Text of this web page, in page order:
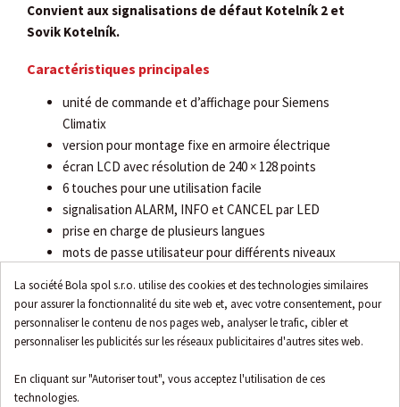
La société Bola spol s.r.o. utilise des cookies et des technologies similaires
pour assurer la fonctionnalité du site web et, avec votre consentement, pour
personnaliser le contenu de nos pages web, analyser le trafic, cibler et
personnaliser les publicités sur les réseaux publicitaires d'autres sites web.
En cliquant sur "Autoriser tout", vous acceptez l'utilisation de ces
technologies.
Convient aux signalisations de défaut Kotelník 2 et
Sovik Kotelník.
Caractéristiques principales
unité de commande et d’affichage pour Siemens
Climatix
version pour montage fixe en armoire électrique
écran LCD avec résolution de 240 × 128 points
6 touches pour une utilisation facile
signalisation ALARM, INFO et CANCEL par LED
prise en charge de plusieurs langues
mots de passe utilisateur pour différents niveaux
alimentation directe depuis le régulateur
indice de protection frontal IP65 en cas de montage
correct